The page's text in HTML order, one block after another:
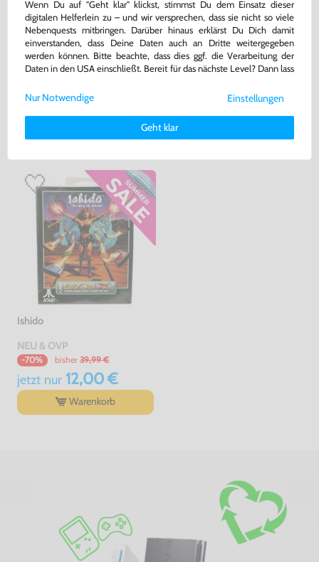
NEU & OVP
-70% bisher 39,99 €
jetzt nur12,00 €
EU Reisestecker
NEU & OVP
nur7,99 €
DAS HABEN ANDERE DAZU
GEKAUFT
Ishido
NEU & OVP
-70% bisher 39,99 €
jetzt nur12,00 €
Warenkorb
Wenn Du auf "Geht klar" klickst, stimmst Du dem Einsatz dieser
digitalen Helferlein zu – und wir versprechen, dass sie nicht so viele
Nebenquests mitbringen. Darüber hinaus erklärst Du Dich damit
einverstanden, dass Deine Daten auch an Dritte weitergegeben
werden können. Bitte beachte, dass dies ggf. die Verarbeitung der
Daten in den USA einschließt. Bereit für das nächste Level? Dann lass
Weitere Informationen zu den von uns verwendeten Cookies und
Deinen Rechten als Nutzer findest Du in unsererDaten­schutz­
Impressum.
Einstellungen
Geht klar
Nur Notwendige